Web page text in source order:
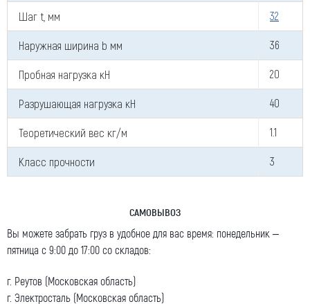
Шаг t, мм 32
Наружная ширина b мм 36
Пробная нагрузка кН 20
Разрушающая нагрузка кН 40
Теоретический вес кг/м 1.1
Класс прочности 3
САМОВЫВОЗ
Вы можете забрать груз в удобное для вас время: понедельник –
пятница с 9:00 до 17:00 со складов:
г. Реутов (Московская область)
г. Электросталь (Московская область)
Номер телефона для связи (обязательно)
Ваше сообщение